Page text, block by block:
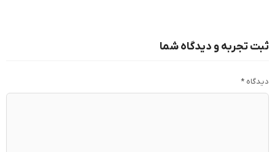
ثبت تجربه و دیدگاه شما
دیدگاه *